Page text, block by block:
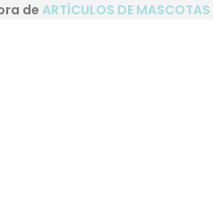
de ARTÍCULOS DE MASCOTAS